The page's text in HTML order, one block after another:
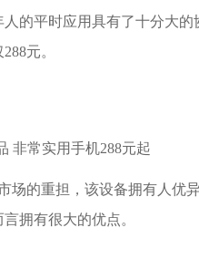
的平时应用具有了十分大的
元。
场的重担，该设备拥有人优
拥有很大的优点。